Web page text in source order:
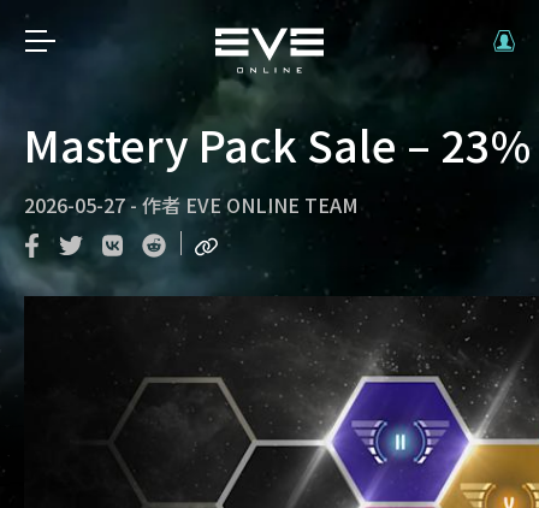
Mastery Pack Sale –
2026-05-27-作者 EVE ONLINE TEAM